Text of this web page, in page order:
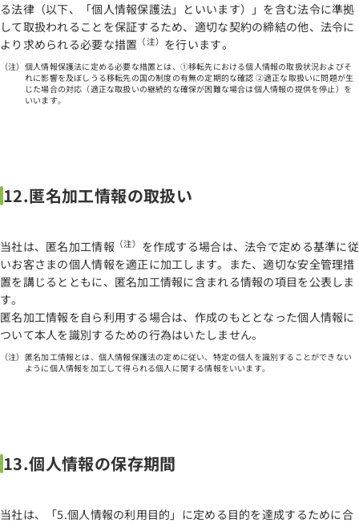
る法律（以下、「個人情報保護法」といいます）」を含む法令に準拠
して取扱われることを保証するため、適切な契約の締結の他、法令に
より求められる必要な措置 （注） を行います。
個人情報保護法に定める必要な措置とは、①移転先における個人情報の取扱状況およびそ
れに影響を及ぼしうる移転先の国の制度の有無の定期的な確認 ②適正な取扱いに問題が生
じた場合の対応（適正な取扱いの継続的な確保が困難な場合は個人情報の提供を停止）を
いいます。
12.匿名加工情報の取扱い
当社は、匿名加工情報 （注） を作成する場合は、法令で定める基準に従
いお客さまの個人情報を適正に加工します。また、適切な安全管理措
置を講じるとともに、匿名加工情報に含まれる情報の項目を公表しま
す。
匿名加工情報を自ら利用する場合は、作成のもととなった個人情報に
ついて本人を識別するための行為はいたしません。
匿名加工情報とは、個人情報保護法の定めに従い、特定の個人を識別することができない
ように個人情報を加工して得られる個人に関する情報をいいます。
13.個人情報の保存期間
当社は、「5.個人情報の利用目的」に定める目的を達成するために合